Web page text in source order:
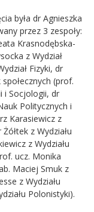
była dr Agnieszka
przez 3 zespoły:
Krasnodębska-
z Wydział
Fizyki, dr
społecznych (prof.
i Socjologii, dr
Politycznych i
Karasiewicz z
z Wydziału
z Wydziału
ucz. Monika
Maciej Smuk z
z Wydziału
Polonistyki).